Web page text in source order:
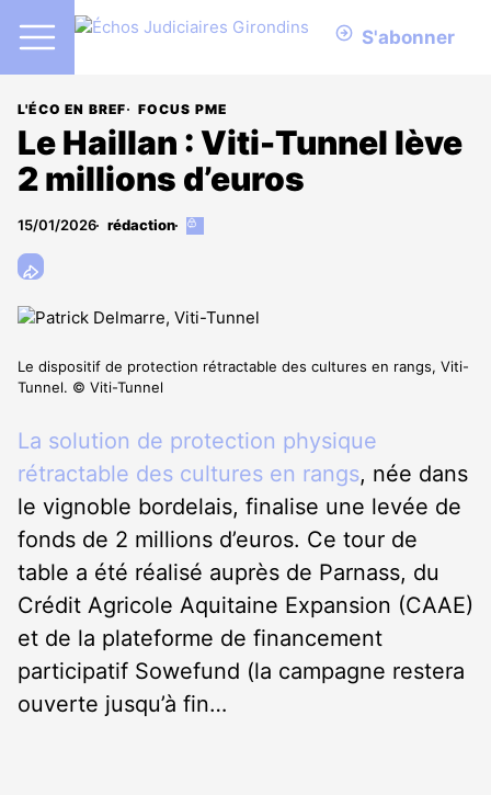
S'abonner
L'ÉCO EN BREF FOCUS PME
Le Haillan : Viti-Tunnel lève
2 millions d’euros
15/01/2026 rédaction
Cet
aux
Le dispositif de protection rétractable des cultures en rangs, Viti-
Tunnel. © Viti-Tunnel
La solution de protection physique
rétractable des cultures en rangs, née dans
le vignoble bordelais, finalise une levée de
fonds de 2 millions d’euros. Ce tour de
table a été réalisé auprès de Parnass, du
Crédit Agricole Aquitaine Expansion (CAAE)
et de la plateforme de financement
participatif Sowefund (la campagne restera
ouverte jusqu’à fin…